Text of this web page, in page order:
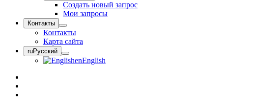
Создать новый запрос
Мои запросы
Контакты
Контакты
Карта сайта
ruРусский
enEnglish